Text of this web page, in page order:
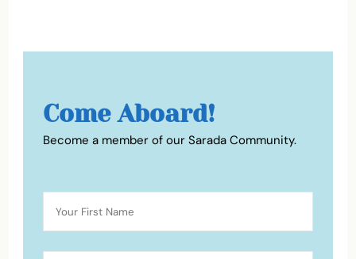
Come Aboard!
Become a member of our Sarada Community.